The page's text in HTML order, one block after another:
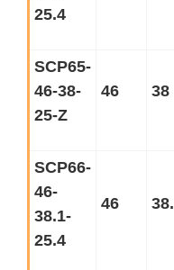
25.4
SCP65-
46-38-
25-Z
46 38
SCP66-
46-
38.1-
25.4
46